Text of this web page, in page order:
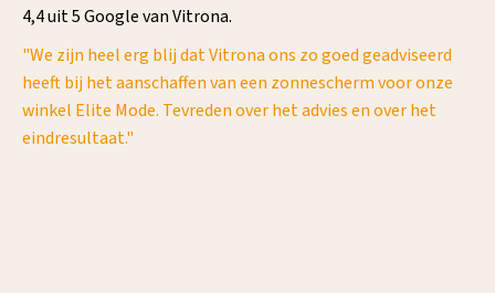
4,4 uit 5 Google van Vitrona.
"We zijn heel erg blij dat Vitrona ons zo goed geadviseerd
heeft bij het aanschaffen van een zonnescherm voor onze
winkel Elite Mode. Tevreden over het advies en over het
eindresultaat."